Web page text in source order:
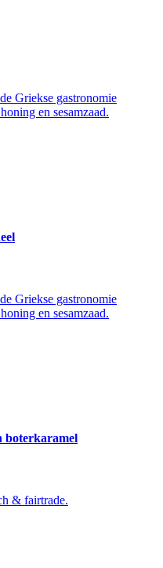
Griekse gastronomie
en sesamzaad.
Griekse gastronomie
en sesamzaad.
boterkaramel
& fairtrade.